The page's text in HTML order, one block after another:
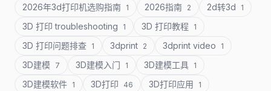
2026年3d打印机选购指南 1 2026指南 2 2d转3d 1
3D 打印 troubleshooting 1 3D 打印教程 1
3D 打印问题排查 1 3dprint 2 3dprint video 1
3D建模 7 3D建模入门 1 3D建模工具 1
3D建模软件 1 3D打印 46 3D打印应用 1